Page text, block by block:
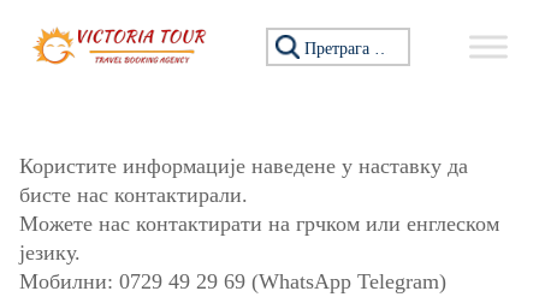
Претражи:
Користите информације наведене у наставку да
бисте нас контактирали.
Можете нас контактирати на грчком или енглеском
језику.
Мобилни: 0729 49 29 69 (WhatsApp Telegram)